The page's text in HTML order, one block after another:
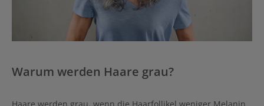
Warum werden Haare grau?
Haare werden grau, wenn die Haarfollikel weniger Melanin